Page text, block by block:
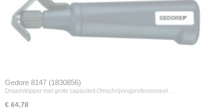
Gedore 8147 (1830856)
Draadstripper met grote capaciteit.Omschrijvingprofessioneel…
€ 64,78